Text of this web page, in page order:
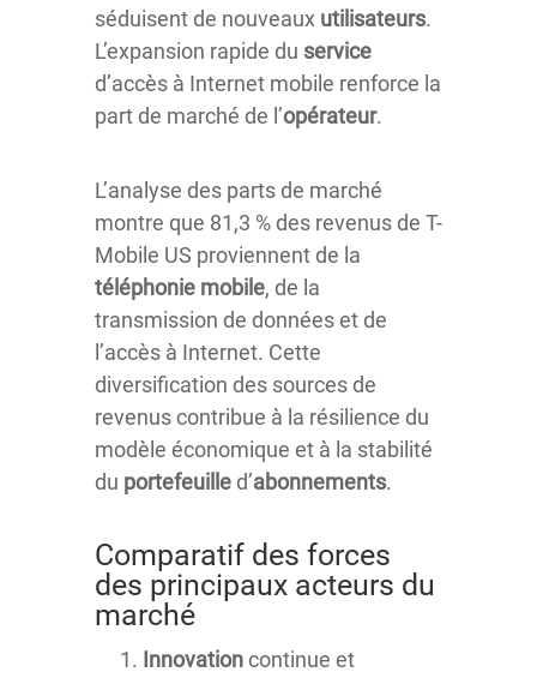
séduisent de nouveaux utilisateurs.
L’expansion rapide du service
d’accès à Internet mobile renforce la
part de marché de l’opérateur.
L’analyse des parts de marché
montre que 81,3 % des revenus de T-
Mobile US proviennent de la
téléphonie mobile, de la
transmission de données et de
l’accès à Internet. Cette
diversification des sources de
revenus contribue à la résilience du
modèle économique et à la stabilité
du portefeuille d’abonnements.
Comparatif des forces
des principaux acteurs du
marché
Innovationcontinue et